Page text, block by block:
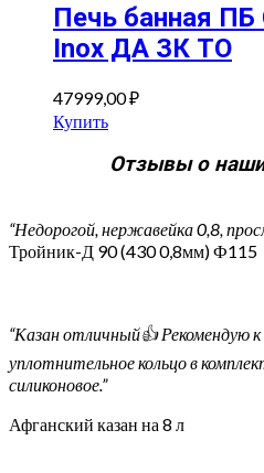
Печь банная
Inox ДА ЗК ТО
47999,00₽
Купить
Отзывы о
“Недорогой, нержавейка 0,8,
Тройник-Д 90 (430 0,8мм) Ф115
“Казан отличный👍 Рекомендую к
уплотнительное кольцо в
силиконовое.”
Афганский казан на 8 л